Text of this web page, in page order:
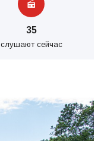
35
слушают сейчас